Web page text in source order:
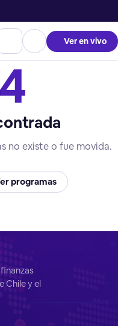
Ver en vivo
no existe o fue movida.
programas
Chile y el